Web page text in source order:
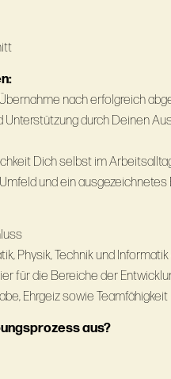
nach erfolgreich
Unterstützung durch Deinen
Dich selbst im
und ein
Physik, Technik und
für die Bereiche der
Ehrgeiz sowie Teamfähigkeit
aus?